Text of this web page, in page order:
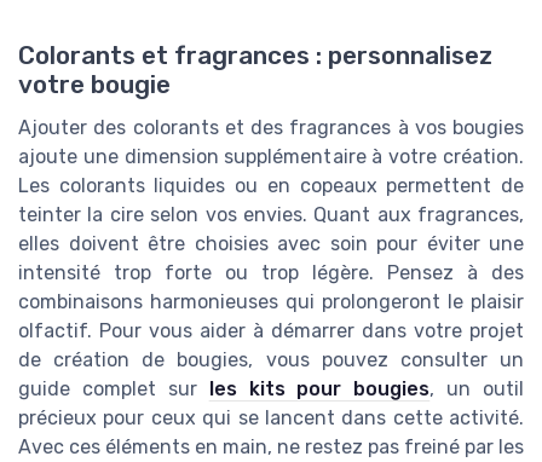
Colorants et fragrances : personnalisez
votre bougie
Ajouter des colorants et des fragrances à vos bougies
ajoute une dimension supplémentaire à votre création.
Les colorants liquides ou en copeaux permettent de
teinter la cire selon vos envies. Quant aux fragrances,
elles doivent être choisies avec soin pour éviter une
intensité trop forte ou trop légère. Pensez à des
combinaisons harmonieuses qui prolongeront le plaisir
olfactif. Pour vous aider à démarrer dans votre projet
de création de bougies, vous pouvez consulter un
guide complet sur les kits pour bougies, un outil
précieux pour ceux qui se lancent dans cette activité.
Avec ces éléments en main, ne restez pas freiné par les